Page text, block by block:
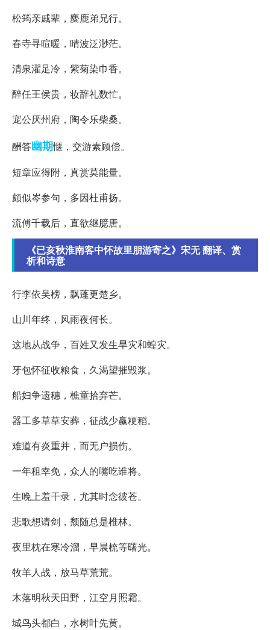
松筠亲戚辈，麋鹿弟兄行。
春寺寻暄暖，晴波泛渺茫。
清泉濯足冷，紫菊染巾香。
醉任王侯贵，妆辞礼数忙。
宠公厌州府，陶令乐柴桑。
酬答幽期惬，交游素顾偿。
短章应得附，真赏莫能量。
颇似岑参句，多因杜甫扬。
流傅千载后，直欲继臆唐。
《已亥秋淮南客中怀故里朋游寄之》宋无 翻译、赏
析和诗意
行李依吴榜，飘蓬更楚乡。
山川年终，风雨夜何长。
这地从战争，百姓又发生旱灾和蝗灾。
牙包怀征收粮食，久渴望摧毁浆。
船妇争遗穗，樵童拾弃芒。
器工多草草安葬，征战少赢粳稻。
难道有炎重并，而无户损伤。
一年租幸免，众人的嘴吃谁将。
生晚上羞干录，尤其时念彼苍。
悲歌想请剑，颓随总是椎林。
夜里枕在寒冷溜，早晨梳等曙光。
牧羊人战，放马草荒荒。
木落明秋天田野，江空月照霜。
城鸟头都白，水树叶先黄。